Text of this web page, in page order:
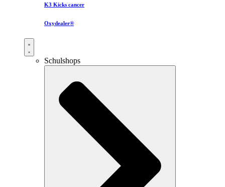
K3 Kicks cancer
Oxydealer®
Schulshops